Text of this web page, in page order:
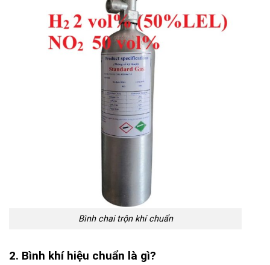
Bình chai trộn khí chuẩn
2. Bình khí hiệu chuẩn là gì?